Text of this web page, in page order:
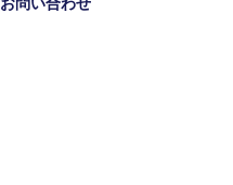
お問い合わせ